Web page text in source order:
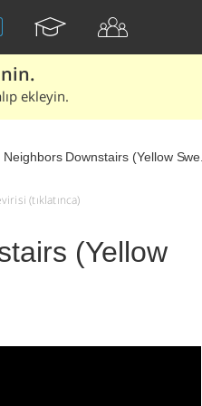
ekleyin.
Downstairs (Yellow Swe..
(tıklatınca)
(Yellow